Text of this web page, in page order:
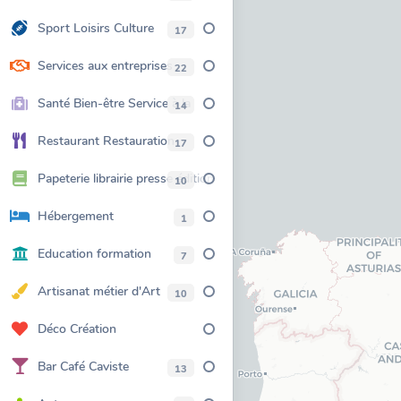
accessoires
Sport Loisirs Culture 17
Services aux entreprises 22
Santé Bien-être Service à la
personne
14
Restaurant Restauration
Hôtellerie
17
Papeterie librairie presse édition
10
Hébergement 1
Education formation 7
Artisanat métier d'Art 10
Déco Création
Bar Café Caviste 13